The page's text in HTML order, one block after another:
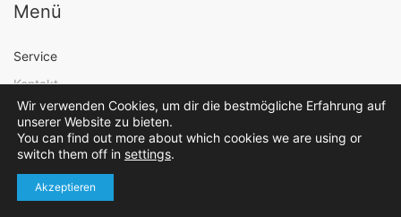
Menü
Service
Kontakt
Datenschutz
Impressum
Wir verwenden Cookies, um dir die bestmögliche Erfahrung auf
unserer Website zu bieten.
You can find out more about which cookies we are using or
switch them off in settings.
Akzeptieren